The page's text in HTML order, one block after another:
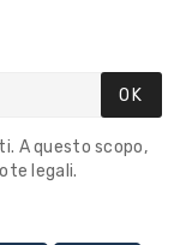
OK
A questo scopo,
legali.